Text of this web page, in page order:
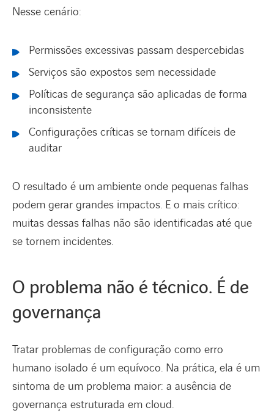
Nesse cenário:
Permissões excessivas passam despercebidas
Serviços são expostos sem necessidade
Políticas de segurança são aplicadas de forma
inconsistente
Configurações críticas se tornam difíceis de
auditar
O resultado é um ambiente onde pequenas falhas
podem gerar grandes impactos. E o mais crítico:
muitas dessas falhas não são identificadas até que
se tornem incidentes.
O problema não é técnico. É de
governança
Tratar problemas de configuração como erro
humano isolado é um equívoco. Na prática, ela é um
sintoma de um problema maior: a ausência de
governança estruturada em cloud.